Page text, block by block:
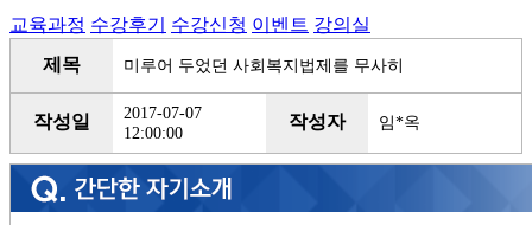
교육과정 수강후기 수강신청 이벤트 강의실
제목
미루어 두었던 사회복지법제를 무사히
작성일
2017-07-07
12:00:00
작성자 임*옥